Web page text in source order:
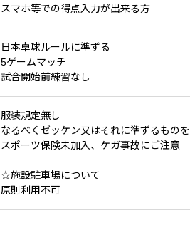
スマホ等での得点入力が出来る方
日本卓球ルールに準ずる
5ゲームマッチ
試合開始前練習なし
服装規定無し
なるべくゼッケン又はそれに準ずるもの
スポーツ保険未加入、ケガ事故にご注意
☆施設駐車場について
原則利用不可